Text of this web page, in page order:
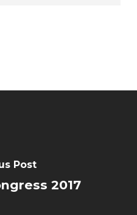
Post
2017